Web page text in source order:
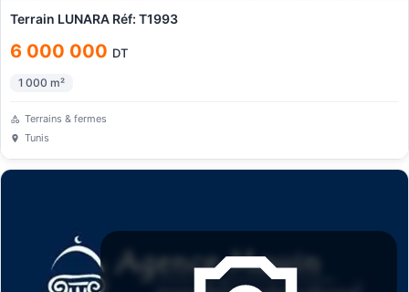
Terrain LUNARA Réf: T1993
6 000 000 DT
1 000 m²
Terrains & fermes
Tunis